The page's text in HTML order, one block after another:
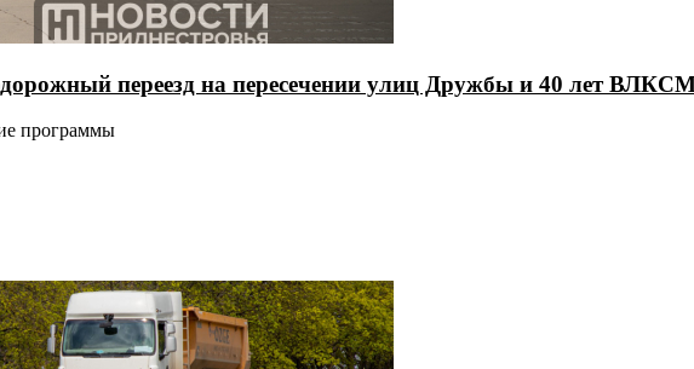
переезд на пересечении улиц Дружбы и 40 лет
программы